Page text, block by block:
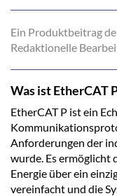
Ein Produktbeitrag
Redaktionelle
Was ist EtherCAT
EtherCAT P ist ein
Anforderungen der
wurde. Es ermöglicht
Energie über ein
vereinfacht und die